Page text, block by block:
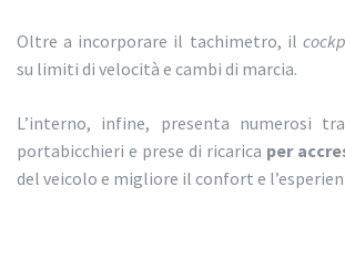
Oltre a incorporare il tachimetro, il
su limiti di velocità e cambi di marcia.
L’interno, infine, presenta numerosi
portabicchieri e prese di ricarica per
del veicolo e migliore il confort e